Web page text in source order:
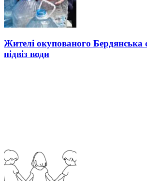
Жителі окупованого Бердянська
підвіз води